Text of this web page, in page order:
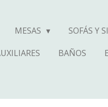
MESAS SOFÁS Y
BAÑOS